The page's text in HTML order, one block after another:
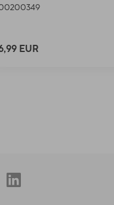
EUR